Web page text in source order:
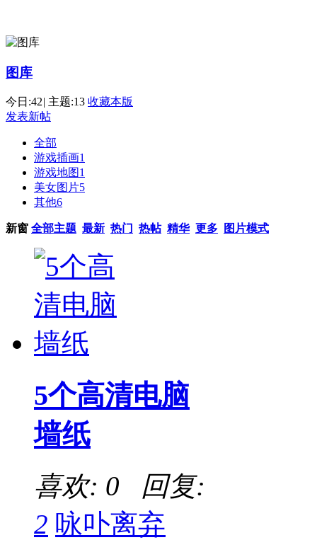
图库
今日:42| 主题:13 收藏本版
发表新帖
全部
游戏插画1
游戏地图1
美女图片5
其他6
新窗 全部主题 最新 热门 热帖 精华 更多 图片模式
5个高清电脑
墙纸
喜欢: 0 回复:
2 咏卟离弃